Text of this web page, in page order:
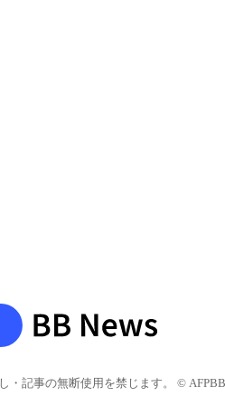
・記事の無断使用を禁じます。 © AFPBB